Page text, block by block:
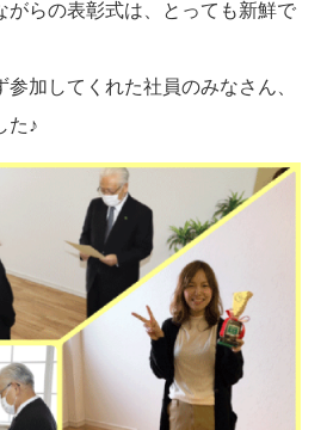
がらの表彰式は、とっても新鮮で
加してくれた社員のみなさん、
た♪